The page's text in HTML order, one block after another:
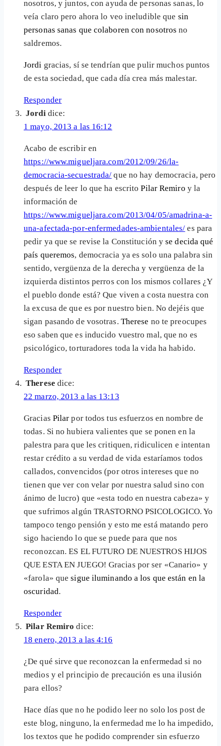
nosotros, y juntos, con ayuda de personas sanas, lo
veía claro pero ahora lo veo ineludible que sin
personas sanas que colaboren con nosotros no
saldremos.
Jordi gracias, sí se tendrían que pulir muchos puntos
de esta sociedad, que cada día crea más malestar.
Responder
Jordi dice:
1 mayo, 2013 a las 16:12
Acabo de escribir en
https://www.migueljara.com/2012/09/26/la-
democracia-secuestrada/ que no hay democracia, pero
después de leer lo que ha escritoPilar Remiro y la
información de
https://www.migueljara.com/2013/04/05/amadrina-a-
una-afectada-por-enfermedades-ambientales/ es para
pedir ya que se revise la Constitución yse decida qué
país queremos, democracia ya es solo una palabra sin
sentido, vergüenza de la derecha y vergüenza de la
izquierda distintos perros con los mismos collares ¿Y
el pueblo donde está? Que viven a costa nuestra con
la excusa de que es por nuestro bien. No dejéis que
sigan pasando de vosotras. Therese no te preocupes
eso saben que es inducido vuestro mal, que no es
psicológico, torturadores toda la vida ha habido.
Responder
Therese dice:
22 marzo, 2013 a las 13:13
Gracias Pilarpor todos tus esfuerzos en nombre de
todas. Si no hubiera valientes que se ponen en la
palestra para que les critiquen, ridiculicen e intentan
restar crédito a su verdad de vida estaríamos todos
callados, convencidos (por otros intereses que no
tienen que ver con velar por nuestra salud sino con
ánimo de lucro) que «esta todo en nuestra cabeza» y
que sufrimos algún TRASTORNO PSICOLOGICO. Yo
tampoco tengo pensión y esto me está matando pero
sigo haciendo lo que se puede para que nos
reconozcan. ES EL FUTURO DE NUESTROS HIJOS
QUE ESTA EN JUEGO! Gracias por ser «Canario» y
«farola» quesigue iluminando a los que están en la
oscuridad.
Responder
Pilar Remiro dice:
18 enero, 2013 a las 4:16
¿De qué sirve que reconozcan la enfermedad si no
medios y el principio de precaución es una ilusión
para ellos?
Hace días que no he podido leer no solo los post de
este blog, ninguno, la enfermedad me lo ha impedido,
los textos que he podido comprender sin esfuerzo